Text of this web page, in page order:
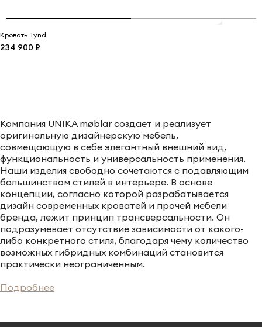
Кровать Tynd
234 900 ₽
Компания UNIKA møblar создает и реализует
оригинальную дизайнерскую мебель,
совмещающую в себе элегантный внешний вид,
функциональность и универсальность применения.
Наши изделия свободно сочетаются с подавляющим
большинством стилей в интерьере. В основе
концепции, согласно которой разрабатывается
дизайн современных кроватей и прочей мебели
бренда, лежит принцип трансверсальности. Он
подразумевает отсутствие зависимости от какого-
либо конкретного стиля, благодаря чему количество
возможных гибридных комбинаций становится
практически неограниченным.
категории «Мягкая мебель» включает в себя
любой спальни. Они выполнены из дерева дорогих
Подробнее